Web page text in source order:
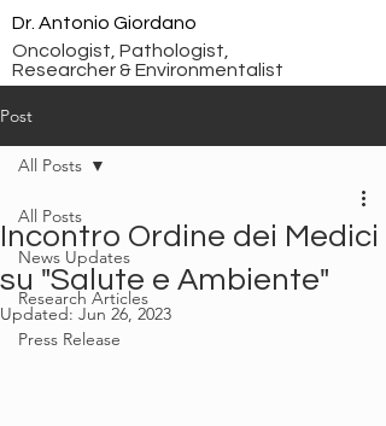
Dr. Antonio Giordano
Oncologist, Pathologist,
Researcher & Environmentalist
Post
All Posts
News Updates
Research Articles
Press Release
All Posts
Incontro Ordine dei Medici
su "Salute e Ambiente"
Updated: Jun 26, 2023